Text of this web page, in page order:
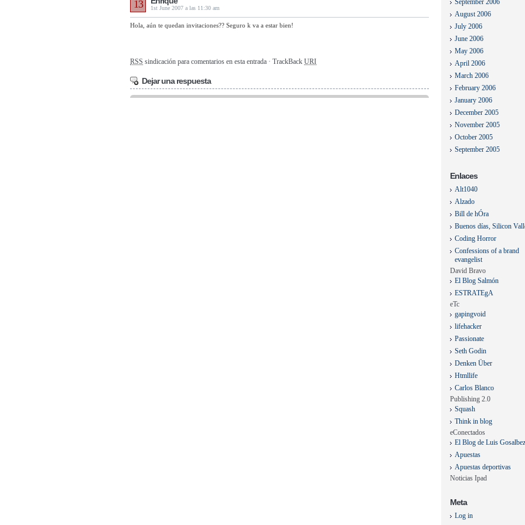
1st June 2007 a las 11:30 am
13
Hola, aún te quedan invitaciones?? Seguro k va a estar bien!
RSS sindicación para comentarios en esta entrada · TrackBack URI
Dejar una respuesta
September 2006
August 2006
July 2006
June 2006
May 2006
April 2006
March 2006
February 2006
January 2006
December 2005
November 2005
October 2005
September 2005
Enlaces
Alt1040
Alzado
Bill de hÓra
Buenos días, Silicon
Coding Horror
Confessions of a brand
evangelist
David Bravo
El Blog Salmón
ESTRATEgA
eTc
gapingvoid
lifehacker
Passionate
Seth Godin
Denken Über
Htmllife
Carlos Blanco
Publishing 2.0
Squash
Think in blog
eConectados
El Blog de Luis Gosalbez
Apuestas
Apuestas deportivas
Noticias Ipad
Meta
Log in